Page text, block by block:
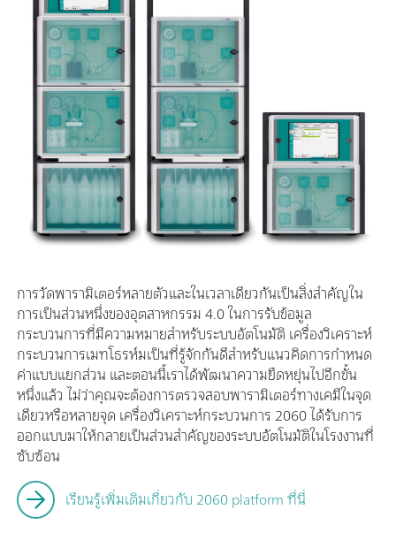
การวัดพารามิเตอร์หลายตัวและในเวลาเดียวกันเป็นสิ่งสำคัญใน
การเป็นส่วนหนึ่งของอุตสาหกรรม 4.0 ในการรับข้อมูล
กระบวนการที่มีความหมายสำหรับระบบอัตโนมัติ เครื่องวิเคราะห์
กระบวนการเมทโธรห์มเป็นที่รู้จักกันดีสำหรับแนวคิดการกำหนด
ค่าแบบแยกส่วน และตอนนี้เราได้พัฒนาความยืดหยุ่นไปอีกขั้น
หนึ่งแล้ว ไม่ว่าคุณจะต้องการตรวจสอบพารามิเตอร์ทางเคมีในจุด
เดียวหรือหลายจุด เครื่องวิเคราะห์กระบวนการ 2060 ได้รับการ
ออกแบบมาให้กลายเป็นส่วนสำคัญของระบบอัตโนมัติในโรงงานที่
ซับซ้อน
เรียนรู้เพิ่มเติมเกี่ยวกับ 2060 platform ที่นี่